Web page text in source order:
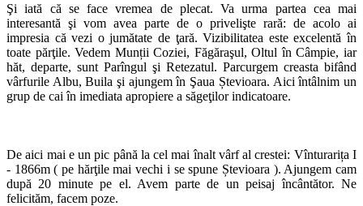
Şi iată că se face vremea de plecat. Va urma partea cea mai
interesantă şi vom avea parte de o privelişte rară: de acolo ai
impresia că vezi o jumătate de ţară. Vizibilitatea este excelentă în
toate părţile. Vedem Munții Coziei, Făgăraşul, Oltul în Câmpie, iar
hăt, departe, sunt Parîngul şi Retezatul. Parcurgem creasta bifând
vârfurile Albu, Buila şi ajungem în Şaua Ștevioara. Aici întâlnim un
grup de cai în imediata apropiere a săgeţilor indicatoare.
De aici mai e un pic până la cel mai înalt vârf al crestei: Vînturarița I
- 1866m ( pe hărţile mai vechi i se spune Ștevioara ). Ajungem cam
după 20 minute pe el. Avem parte de un peisaj încântător. Ne
felicităm, facem poze.